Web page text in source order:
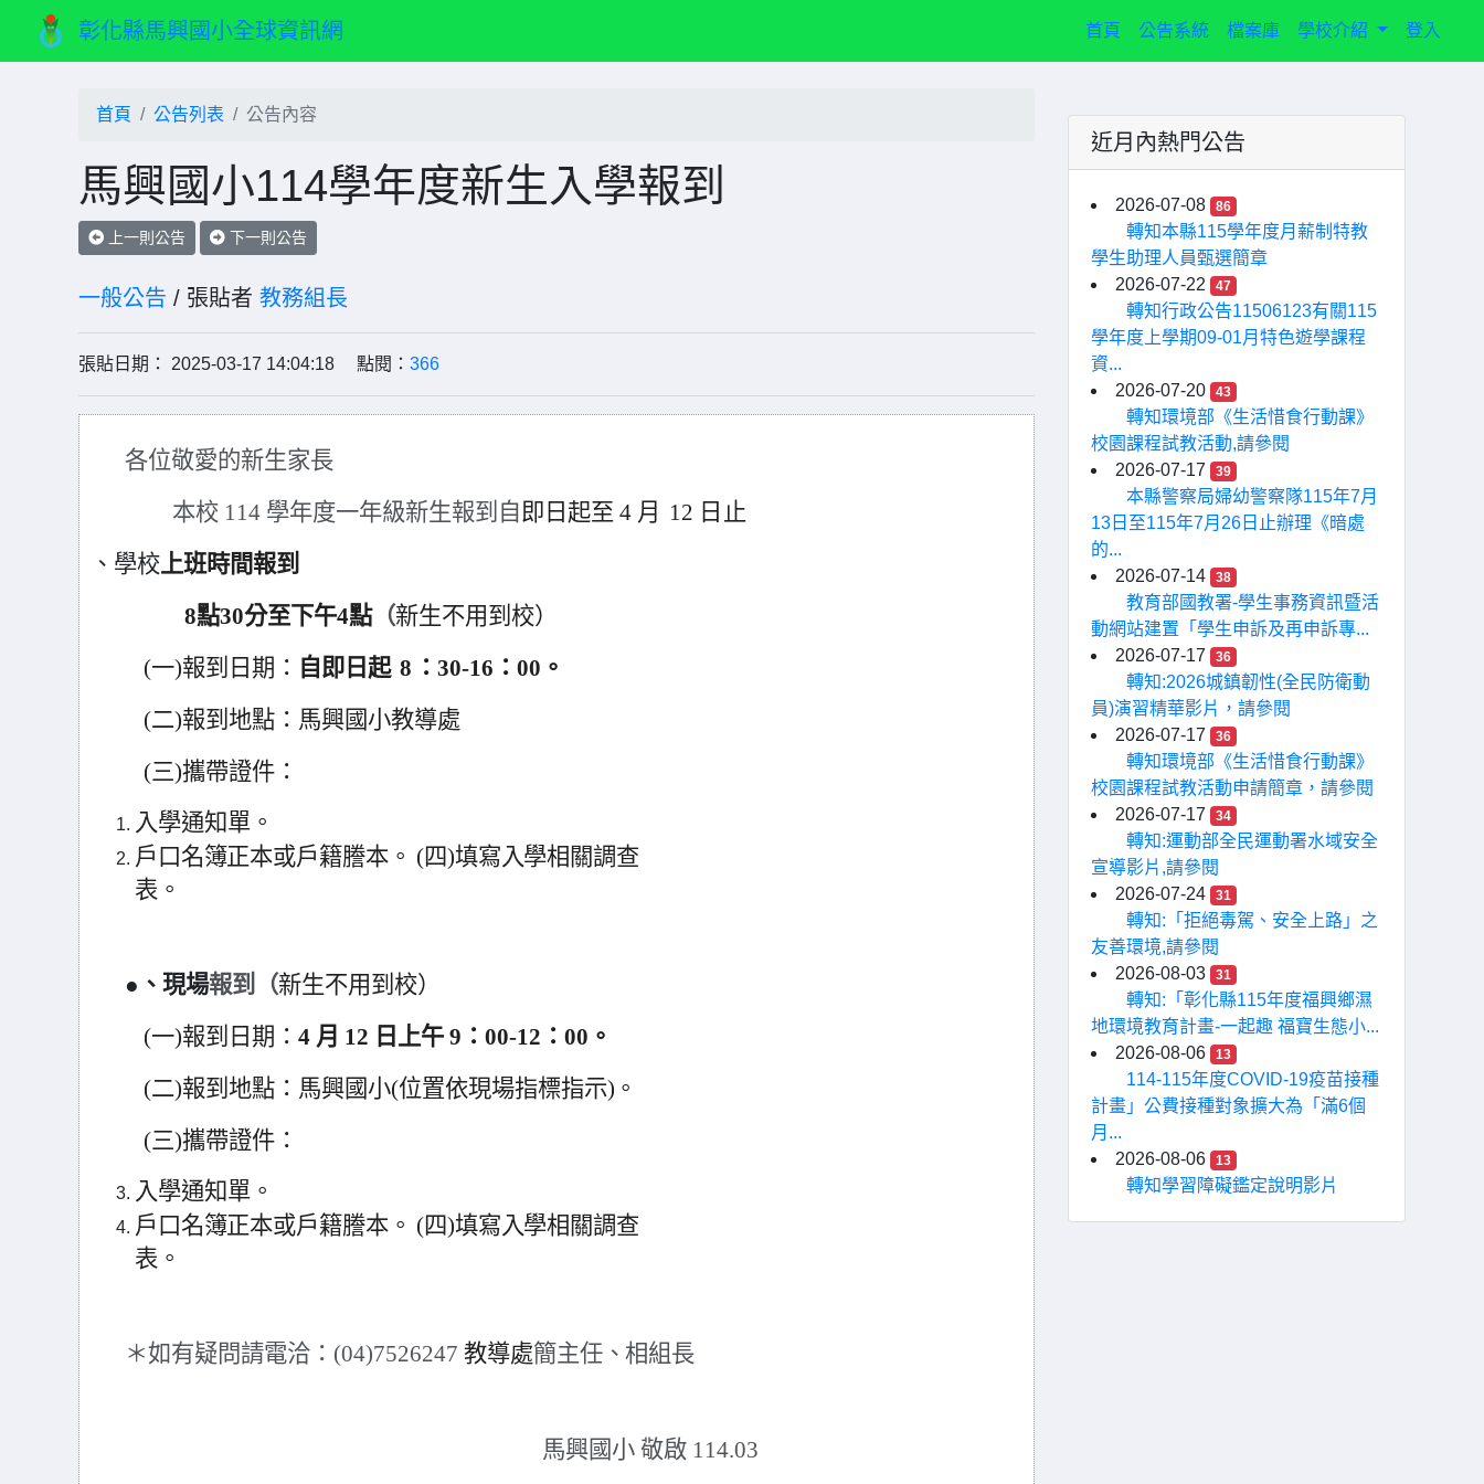
彰化縣馬興國小全球資訊網 首頁 (current)
公告系統 檔案庫 學校介紹 登入
首頁 公告列表 公告內容
馬興國小114學年度新生入學報到
上一則公告 下一則公告
一般公告 / 張貼者 教務組長
張貼日期： 2025-03-17 14:04:18 點閱： 366
各位敬愛的新生家長
本校 114 學年度一年級新生報到 自即日起至 4 月 12 日止
、學校上班時間報到
8點30分至下午4點（新生不用到校）
(一)報到日期： 自即日起8 ：30-16：00 。
(二)報到地點：馬興國小教導處
(三)攜帶證件 ：
入學通知單 。
戶口名簿正本或戶籍謄本。 (四)填寫入學相關調查
表。
●、現場報到（新生不用到校）
(一)報到日期： 4 月 12 日上午 9 ：00-12：00 。
(二)報到地點：馬興國小(位置依現場指標指示)。
(三)攜帶證件 ：
入學通知單 。
戶口名簿正本或戶籍謄本。 (四)填寫入學相關調查
表。
＊如有疑問請電洽：(04)7526247 教導處簡主任、相組長
馬興國 小 敬啟 114.03
近月內熱門公告
2026-07-08 86
轉知本縣115學年度月薪制特教
學生助理人員甄選簡章
2026-07-22
47
轉知行政公告11506123有關115
學年度上學期09-01月特色遊學課程
資...
2026-07-20
43
轉知環境部《生活惜食行動課》
校園課程試教活動,請參閱
2026-07-17
39
本縣警察局婦幼警察隊115年7月
13日至115年7月26日止辦理《暗處
的...
2026-07-14
38
教育部國教署-學生事務資訊暨活
動網站建置「學生申訴及再申訴專...
2026-07-17
36
轉知:2026城鎮韌性(全民防衛動
員)演習精華影片，請參閱
2026-07-17
36
轉知環境部《生活惜食行動課》
校園課程試教活動申請簡章，請參閱
2026-07-17
34
轉知:運動部全民運動署水域安全
宣導影片,請參閱
2026-07-24
31
轉知:「拒絕毒駕、安全上路」之
友善環境,請參閱
2026-08-03
31
轉知:「彰化縣115年度福興鄉濕
地環境教育計畫-一起趣 福寶生態小...
2026-08-06
13
114-115年度COVID-19疫苗接種
計畫」公費接種對象擴大為「滿6個
月...
2026-08-06
13
轉知學習障礙鑑定說明影片